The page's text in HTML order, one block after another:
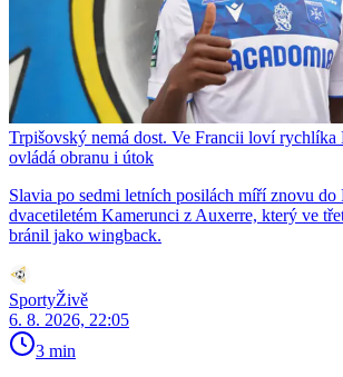
Trpišovský nemá dost. Ve Francii loví rychlíka
ovládá obranu i útok
Slavia po sedmi letních posilách míří znovu do
dvacetiletém Kamerunci z Auxerre, který ve
bránil jako wingback.
SportyŽivě
6. 8. 2026, 22:05
3 min